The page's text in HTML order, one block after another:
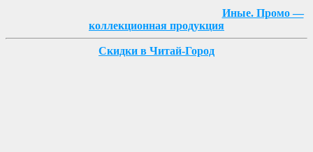
Иные. Промо —
коллекционная продукция
Скидки в Читай-Город